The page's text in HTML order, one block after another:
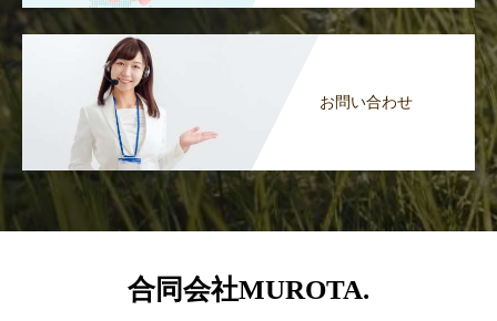
お問い合わせ
合同会社MUROTA.